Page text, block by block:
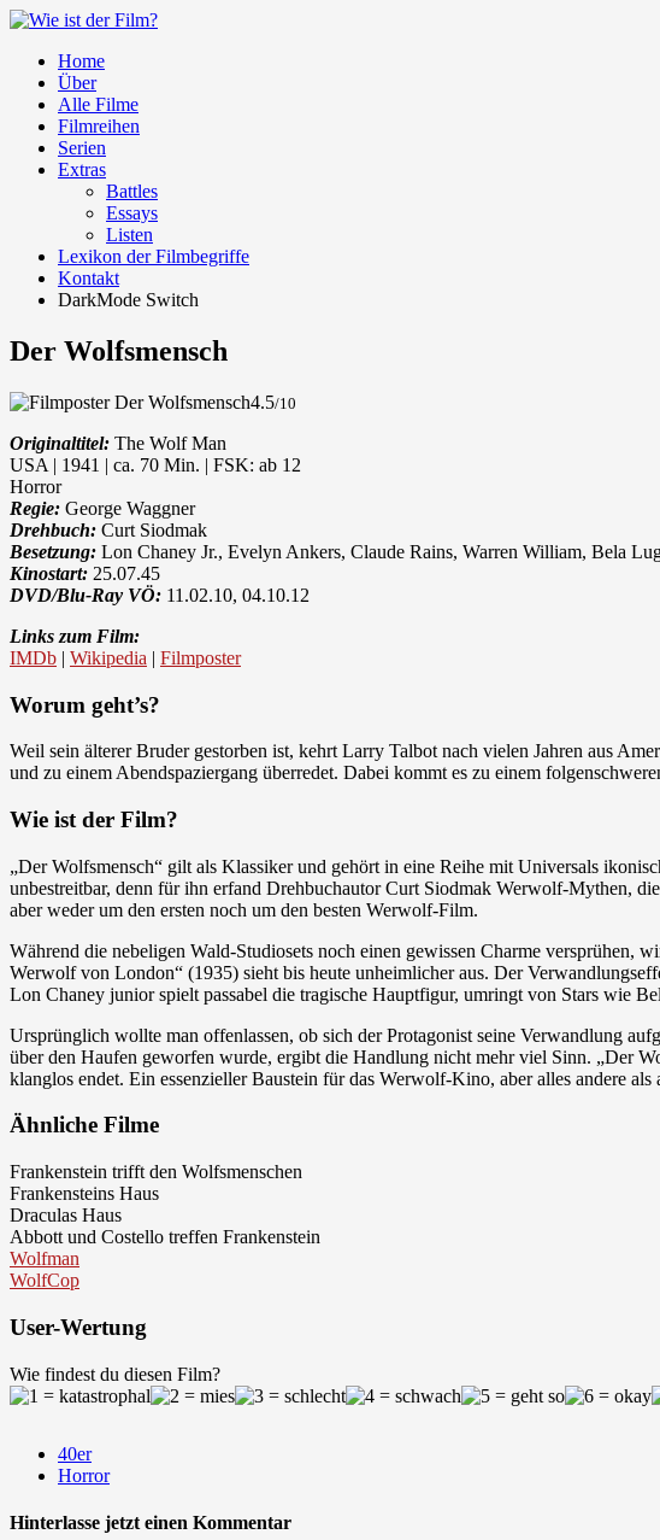
Home
Über
Alle Filme
Filmreihen
Serien
Extras
Battles
Essays
Listen
Lexikon der Filmbegriffe
Kontakt
DarkMode Switch
Der Wolfsmensch
4.5/10
Originaltitel: The Wolf Man
USA | 1941 | ca. 70 Min. | FSK: ab 12
Horror
Regie: George Waggner
Drehbuch: Curt Siodmak
Besetzung: Lon Chaney Jr., Evelyn Ankers, Claude Rains, Warren William, Bela
Kinostart: 25.07.45
DVD/Blu-Ray VÖ: 11.02.10, 04.10.12
Links zum Film:
IMDb | Wikipedia | Filmposter
Worum geht’s?
Weil sein älterer Bruder gestorben ist, kehrt Larry Talbot nach vielen Jahren aus
und zu einem Abendspaziergang überredet. Dabei kommt es zu einem
Wie ist der Film?
„Der Wolfsmensch“ gilt als Klassiker und gehört in eine Reihe mit Universals
unbestreitbar, denn für ihn erfand Drehbuchautor Curt Siodmak Werwolf-Mythen,
aber weder um den ersten noch um den besten Werwolf-Film.
Während die nebeligen Wald-Studiosets noch einen gewissen Charme versprühen,
Werwolf von London“ (1935) sieht bis heute unheimlicher aus. Der
Lon Chaney junior spielt passabel die tragische Hauptfigur, umringt von Stars wie
Ursprünglich wollte man offenlassen, ob sich der Protagonist seine Verwandlung
über den Haufen geworfen wurde, ergibt die Handlung nicht mehr viel Sinn. „Der
klanglos endet. Ein essenzieller Baustein für das Werwolf-Kino, aber alles andere als
Ähnliche Filme
Frankenstein trifft den Wolfsmenschen
Frankensteins Haus
Draculas Haus
Abbott und Costello treffen Frankenstein
Wolfman
WolfCop
User-Wertung
Wie findest du diesen Film?
40er
Horror
Hinterlasse jetzt einen Kommentar